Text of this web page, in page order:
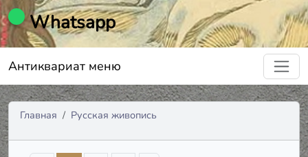
Whatsapp
Антиквариат меню
Главная Русская живопись